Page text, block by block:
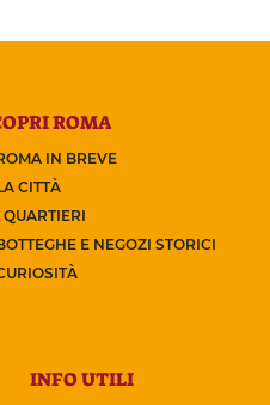
ROMA
IN BREVE
CITTÀ
QUARTIERI
E NEGOZI STORICI
INFO UTILI